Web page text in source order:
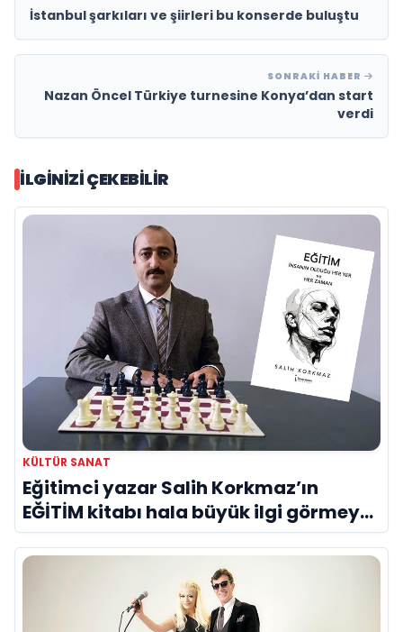
İstanbul şarkıları ve şiirleri bu konserde buluştu
SONRAKI HABER
Nazan Öncel Türkiye turnesine Konya’dan start
verdi
İLGINIZI ÇEKEBILIR
KÜLTÜR SANAT
Eğitimci yazar Salih Korkmaz’ın
EĞİTİM kitabı hala büyük ilgi görmeye
devam ediyor